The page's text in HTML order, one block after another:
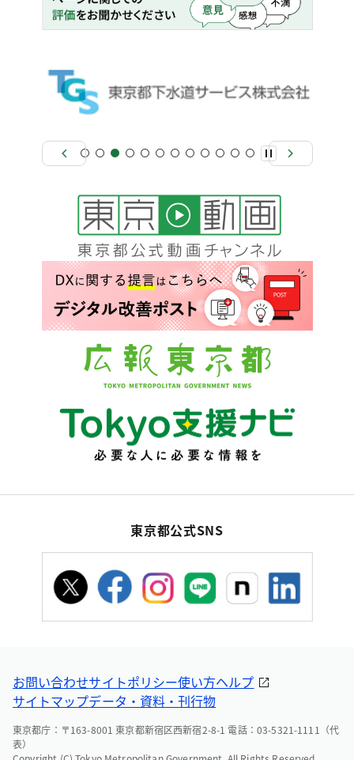
東京都公式SNS
お問い合わせサイトポリシー使い方ヘルプ
サイトマップデータ・資料・刊行物
東京都庁：〒163-8001 東京都新宿区西新宿2-8-1 電話：03-5321-1111（代
表）